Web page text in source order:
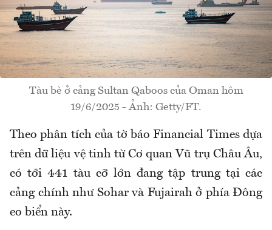
Tàu bè ở cảng Sultan Qaboos của Oman hôm
19/6/2025 - Ảnh: Getty/FT.
Theo phân tích của tờ báo Financial Times dựa
trên dữ liệu vệ tinh từ Cơ quan Vũ trụ Châu Âu,
có tới 441 tàu cỡ lớn đang tập trung tại các
cảng chính như Sohar và Fujairah ở phía Đông
eo biển này.